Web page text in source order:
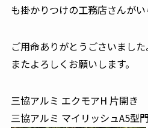
も掛かりつけの工務店さんがい
ご用命ありがとうごさいました
またよろしくお願いします。
三協アルミ エクモアH 片開き
三協アルミ マイリッシュA5型